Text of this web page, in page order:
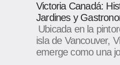
Victoria Canadá:
Jardines y
Ubicada en la
isla de Vancouver,
emerge como una